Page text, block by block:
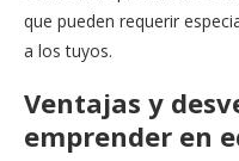
que pueden requerir
a los tuyos.
Ventajas y
emprender en